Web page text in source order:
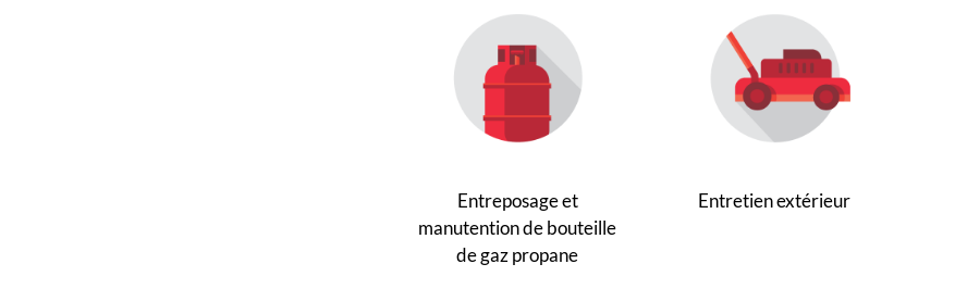
Entreposage et
manutention de bouteille
de gaz propane
Entretien extérieur